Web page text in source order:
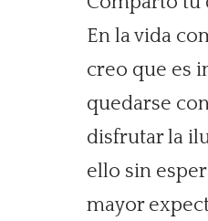
En la vida
creo que es
quedarse
disfrutar la
ello sin
mayor